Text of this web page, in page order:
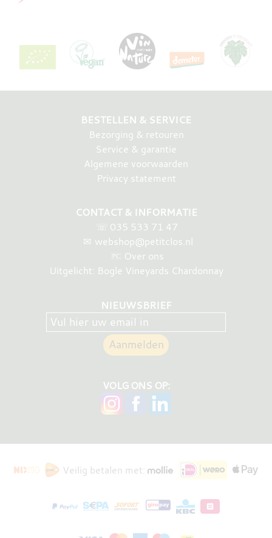
BESTELLEN & SERVICE
Bezorging & retouren
Service & garantie
Algemene voorwaarden
Privacy statement
CONTACT & INFORMATIE
☏ 035 533 71 47
✉ webshop@petitclos.nl
Over ons
Uitgelicht: Bogle Vineyards Chardonnay
NIEUWSBRIEF
VOLG ONS OP:
Veilig betalen met: